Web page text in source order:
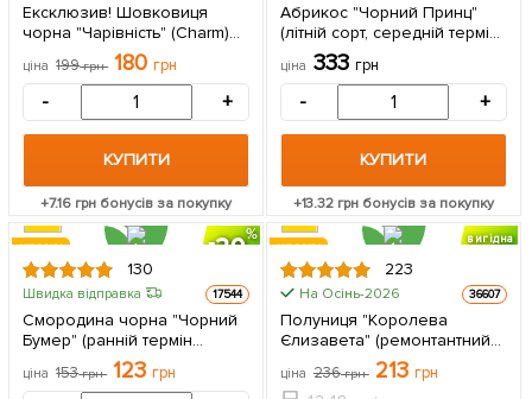
Ексклюзив! Шовковиця
чорна "Чарівність" (Charm)
(преміальний
великоплідний сорт,
хворобостійкий) 1
саджанець в упаковці
ціна 199грн 180 грн
- +
КУПИТИ
+7.16 грн бонусів за покупку
Абрикос "Чорний Принц"
(літній сорт, середній термін
дозрівання) 1 саджанець в
упаковці
ціна 333 грн
- +
КУПИТИ
+13.32 грн бонусів за покупку
20
ХІТ РОКУ
130
Швидка відправка 17544
Смородина чорна "Чорний
Бумер" (ранній термін
дозрівання, смак один з
кращих серед
ціна 153грн 123 грн
вигідна
ЦІНА ЗА
5шт
ХІТ РОКУ
РЕМОНТАНТНА
223
На Осінь-2026 36607
Полуниця "Королева
Єлизавета" (ремонтантний
сорт, ранній термін
дозрівання) 5 шт в упаковці
ціна 236грн 213 грн